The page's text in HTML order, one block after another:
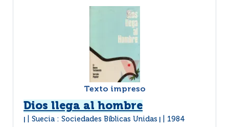
Texto impreso
Dios llega al hombre
Suecia : Sociedades Bíblicas Unidas 1984